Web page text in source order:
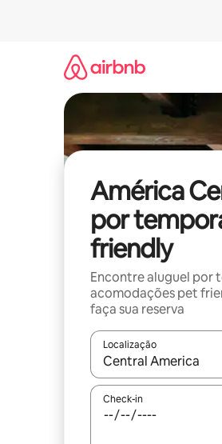
América
por
friendly
Encontre aluguel por
acomodações pet
faça sua reserva
Localização
Quando os resultados
Check-in